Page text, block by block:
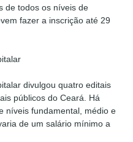
de todos os níveis de
fazer a inscrição até 29
divulgou quatro editais
públicos do Ceará. Há
níveis fundamental, médio e
de um salário mínimo a